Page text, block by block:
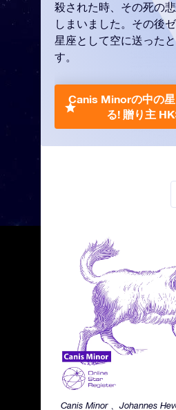
Canis Minor 、Johannes
殺された時、その死の
しまいました。その後
星座として空に送った
す。
Canis Minorの中の
る! 贈り主